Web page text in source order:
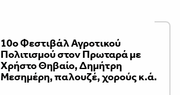
10ο Φεστιβάλ Αγροτικού
Πολιτισμού στον Πρωταρά με
Χρήστο Θηβαίο, Δημήτρη
Μεσημέρη, παλουζέ, χορούς κ.ά.